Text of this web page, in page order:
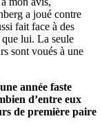
a joué contre
fait face à des
lui. La seule
sont voués à une
année faste
d’entre eux
de première paire